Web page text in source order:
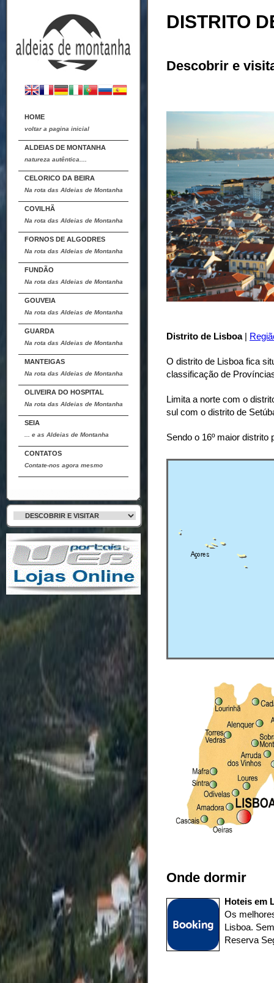
HOME
voltar a pagina inicial
ALDEIAS DE MONTANHA
natureza autêntica....
CELORICO DA BEIRA
Na rota das Aldeias de Montanha
COVILHÃ
Na rota das Aldeias de Montanha
FORNOS DE ALGODRES
Na rota das Aldeias de Montanha
FUNDÃO
Na rota das Aldeias de Montanha
GOUVEIA
Na rota das Aldeias de Montanha
GUARDA
Na rota das Aldeias de Montanha
MANTEIGAS
Na rota das Aldeias de Montanha
OLIVEIRA DO HOSPITAL
Na rota das Aldeias de Montanha
SEIA
... e as Aldeias de Montanha
CONTATOS
Contate-nos agora mesmo
DISTRITO
Descobrir e
Distrito de Lisboa|
O distrito de Lisboa fica
classificação de
Limita a norte com o
sul com o distrito de
Sendo o 16º maior
Onde dormir
Hoteis em
Os
Lisboa.
Reserva